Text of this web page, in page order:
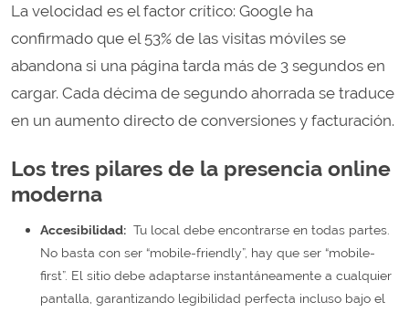
La velocidad es el factor crítico: Google ha
confirmado que el 53% de las visitas móviles se
abandona si una página tarda más de 3 segundos en
cargar. Cada décima de segundo ahorrada se traduce
en un aumento directo de conversiones y facturación.
Los tres pilares de la presencia online
moderna
Accesibilidad: Tu local debe encontrarse en todas partes.
No basta con ser “mobile-friendly”, hay que ser “mobile-
first”. El sitio debe adaptarse instantáneamente a cualquier
pantalla, garantizando legibilidad perfecta incluso bajo el